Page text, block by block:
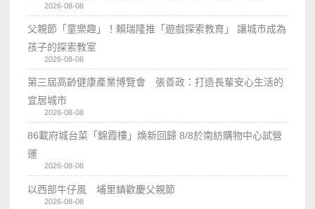
2026-08-08
父親節「童樂趣」！賴瑞隆推「遊戲探索教育」 讓城市成為
孩子的探索教室
2026-08-08
第三屆高齡健康產業博覽會 張善政：打造長輩安心生活的
宜居城市
2026-08-08
86載府城台菜「錦霞樓」煥新回歸 8/8於南紡購物中心試營
運
2026-08-08
以西部牛仔風 埔里鎮歡慶父親節
2026-08-08